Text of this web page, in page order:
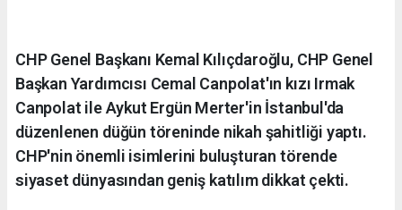
CHP Genel Başkanı Kemal Kılıçdaroğlu, CHP Genel
Başkan Yardımcısı Cemal Canpolat'ın kızı Irmak
Canpolat ile Aykut Ergün Merter'in İstanbul'da
düzenlenen düğün töreninde nikah şahitliği yaptı.
CHP'nin önemli isimlerini buluşturan törende
siyaset dünyasından geniş katılım dikkat çekti.